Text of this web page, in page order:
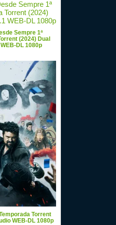
Sempre 1ª
(2024) Dual
DL 1080p
Torrent
WEB-DL 1080p